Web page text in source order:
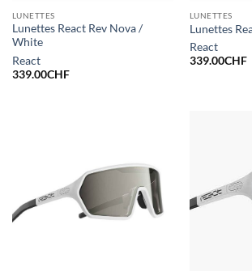
LUNETTES
Lunettes React Rev Nova /
White
React
339.00CHF
LUNETTES
Lunettes
React
339.00CHF